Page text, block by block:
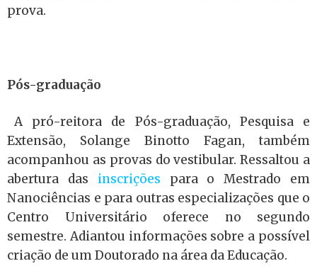
prova.
Pós-graduação
A pró-reitora de Pós-graduação, Pesquisa e
Extensão, Solange Binotto Fagan, também
acompanhou as provas do vestibular. Ressaltou a
abertura das inscrições para o Mestrado em
Nanociências e para outras especializações que o
Centro Universitário oferece no segundo
semestre. Adiantou informações sobre a possível
criação de um Doutorado na área da Educação.